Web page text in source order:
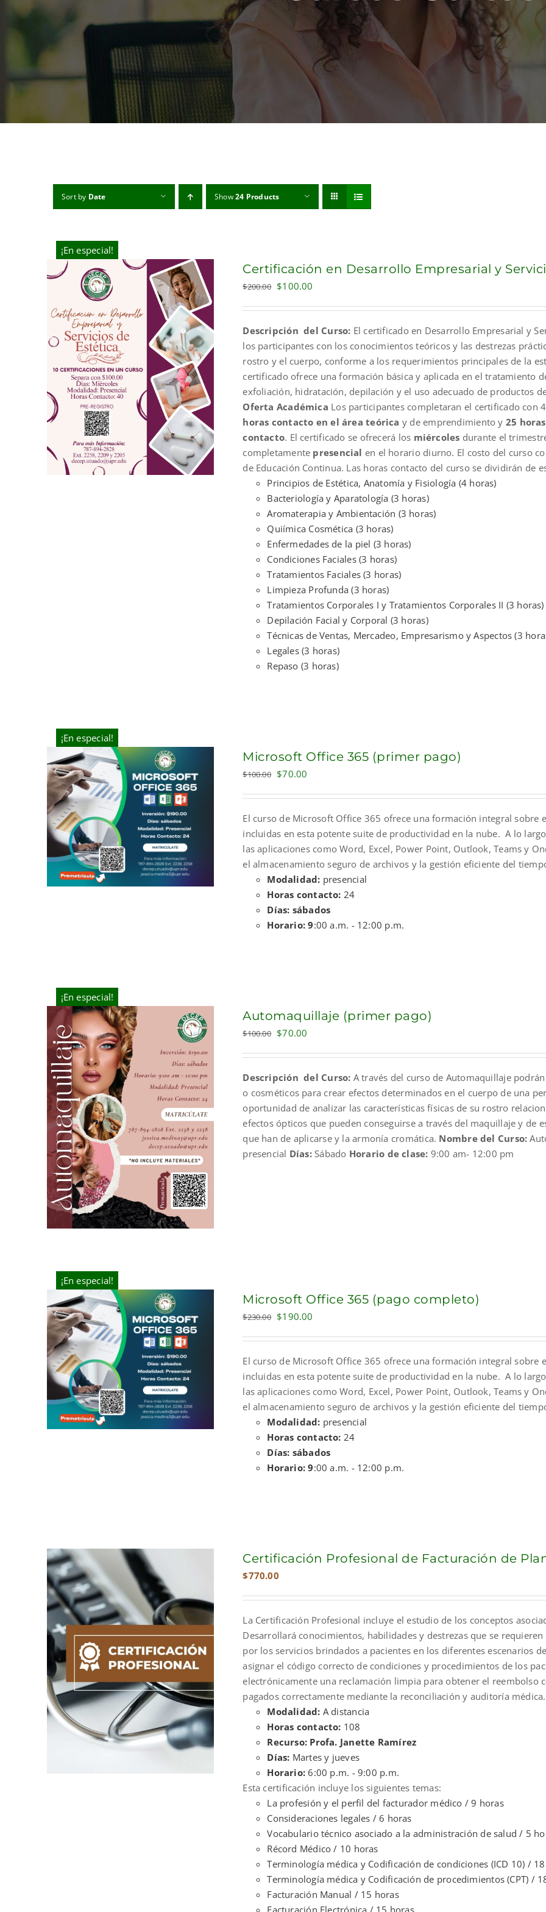
Sort by Date Show24 Products
¡En especial!
Certificación en Desarrollo Empresarial y
$200.00 Original
$200.00.
$100.00
$100.00.
Descripción del Curso: El certificado en Desarrollo Empresarial y
los participantes con los conocimientos teóricos y las destrezas
rostro y el cuerpo, conforme a los requerimientos principales de la
certificado ofrece una formación básica y aplicada en el tratamiento
exfoliación, hidratación, depilación y el uso adecuado de productos
Oferta Académica Los participantes completaran el certificado con
horas contacto en el área teórica y de emprendimiento y 25
contacto. El certificado se ofrecerá los miércoles durante el
completamente presencial en el horario diurno. El costo del curso
de Educación Continua. Las horas contacto del curso se dividirán de
Principios de Estética, Anatomía y Fisiología (4 horas)
Bacteriología y Aparatología (3 horas)
Aromaterapia y Ambientación (3 horas)
Quiímica Cosmética (3 horas)
Enfermedades de la piel (3 horas)
Condiciones Faciales (3 horas)
Tratamientos Faciales (3 horas)
Limpieza Profunda (3 horas)
Tratamientos Corporales I y Tratamientos Corporales II (3 horas)
Depilación Facial y Corporal (3 horas)
Técnicas de Ventas, Mercadeo, Empresarismo y Aspectos (3
Legales (3 horas)
Repaso (3 horas)
¡En especial!
Microsoft Office 365 (primer pago)
$100.00 Original
$100.00.
$70.00
$70.00.
El curso de Microsoft Office 365 ofrece una formación integral sobre
incluidas en esta potente suite de productividad en la nube. A lo
las aplicaciones como Word, Excel, Power Point, Outlook, Teams y
el almacenamiento seguro de archivos y la gestión eficiente del
Modalidad: presencial
Horas contacto: 24
Días: sábados
Horario: 9:00 a.m. - 12:00 p.m.
¡En especial!
Automaquillaje (primer pago)
$100.00 Original
$100.00.
$70.00
$70.00.
Descripción del Curso: A través del curso de Automaquillaje
o cosméticos para crear efectos determinados en el cuerpo de una
oportunidad de analizar las características físicas de su rostro
efectos ópticos que pueden conseguirse a través del maquillaje y de
que han de aplicarse y la armonía cromática. Nombre del Curso:
presencial Días:Sábado Horario de clase: 9:00 am- 12:00 pm
¡En especial!
Microsoft Office 365 (pago completo)
$230.00 Original
$230.00.
$190.00
$190.00.
El curso de Microsoft Office 365 ofrece una formación integral sobre
incluidas en esta potente suite de productividad en la nube. A lo
las aplicaciones como Word, Excel, Power Point, Outlook, Teams y
el almacenamiento seguro de archivos y la gestión eficiente del
Modalidad: presencial
Horas contacto: 24
Días: sábados
Horario: 9:00 a.m. - 12:00 p.m.
Certificación Profesional de Facturación de
$770.00
La Certificación Profesional incluye el estudio de los conceptos
Desarrollará conocimientos, habilidades y destrezas que se
por los servicios brindados a pacientes en los diferentes escenarios
asignar el código correcto de condiciones y procedimientos de los
electrónicamente una reclamación limpia para obtener el reembolso
pagados correctamente mediante la reconciliación y auditoría médica.
Modalidad: A distancia
Horas contacto: 108
Recurso: Profa. Janette Ramírez
Días: Martes y jueves
Horario:6:00 p.m. - 9:00 p.m.
Esta certificación incluye los siguientes temas:
La profesión y el perfil del facturador médico / 9 horas
Consideraciones legales / 6 horas
Vocabulario técnico asociado a la administración de salud / 5
Récord Médico / 10 horas
Terminología médica y Codificación de condiciones (ICD 10) /
Terminología médica y Codificación de procedimientos (CPT) /
Facturación Manual / 15 horas
Facturación Electrónica / 15 horas